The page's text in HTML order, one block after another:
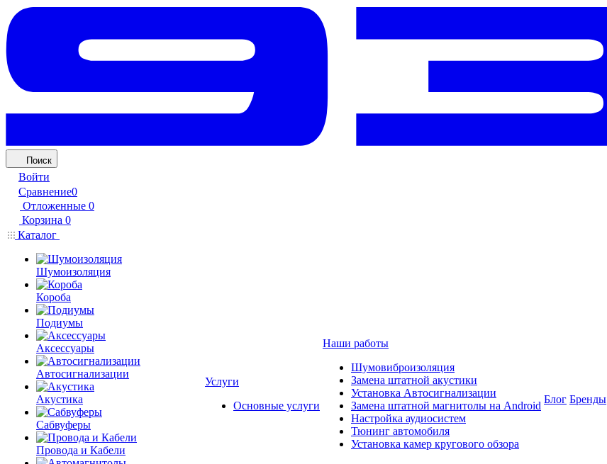
Поиск
Войти
Сравнение0
Отложенные 0
Корзина 0
Каталог
Шумоизоляция
Короба
Подиумы
Аксессуары
Автосигнализации
Акустика
Сабвуферы
Провода и Кабели
Услуги
Основные услуги
Наши работы
Шумовиброизоляция
Замена штатной акустики
Установка Автосигнализации
Замена штатной магнитолы на Android
Настройка аудиосистем
Тюнинг автомобиля
Установка камер кругового обзора
Блог Бренды